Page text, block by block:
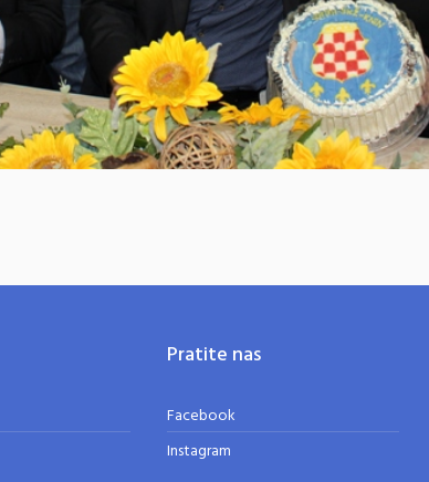
Pratite nas
Facebook
Instagram